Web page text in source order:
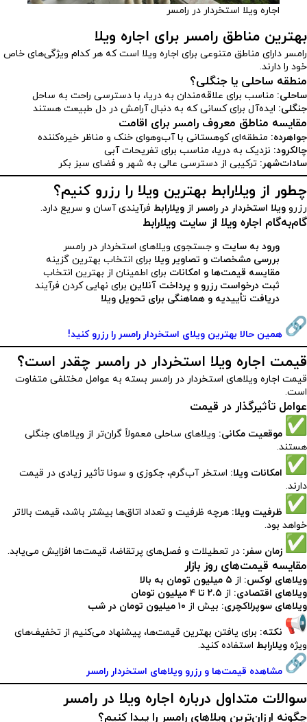
اجاره ویلا استخردار در رامسر
بهترین مناطق رامسر برای اجاره ویلا
رامسر دارای مناطق متنوعی برای اجاره ویلا است که هر کدام ویژگی‌های خاص
خود را دارند.
منطقه ساحلی یا جنگلی؟
ساحلی: مناسب برای علاقه‌مندان به دریا، با دسترسی راحت به ساحل
جنگلی: ایده‌آل برای کسانی که به دنبال آرامش در دل طبیعت هستند
مقایسه مناطق معروف رامسر برای اقامت
جواهرده: منطقه‌ای کوهستانی با آب‌وهوای خنک و مناظر خیره‌کننده
چالکرود: نزدیک به دریا، مناسب برای تفریحات آبی
سادات‌شهر: ترکیبی از دسترسی عالی به شهر و فضای سبز بکر
چطور از ویلارابط بهترین ویلا را رزرو کنیم؟
رزرو ویلا استخردار در رامسر از ویلارابط فرآیندی آسان و سریع دارد.
گام‌به‌گام اجاره ویلا از سایت ویلارابط
ورود به سایت و جستجوی ویلاهای استخردار در رامسر
بررسی مشخصات و تصاویر ویلا برای انتخاب بهترین گزینه
مقایسه قیمت‌ها و امکانات برای اطمینان از بهترین انتخاب
ثبت درخواست رزرو و پرداخت آنلاین برای نهایی کردن فرآیند
دریافت تأییدیه و هماهنگی برای تحویل ویلا
همین حالا بهترین ویلای استخردار رامسر را رزرو کنید!
قیمت اجاره ویلا استخردار در رامسر چقدر است؟
قیمت اجاره ویلاهای استخردار در رامسر بسته به عوامل مختلفی متفاوت
است.
عوامل تأثیرگذار در قیمت
موقعیت مکانی: ویلاهای ساحلی معمولاً گران‌تر از ویلاهای جنگلی
هستند.
امکانات ویلا: استخر آب‌گرم، جکوزی و سونا تأثیر زیادی در قیمت
دارند.
ظرفیت ویلا: هرچه ظرفیت و تعداد اتاق‌ها بیشتر باشد، قیمت بالاتر
خواهد بود.
زمان سفر: در تعطیلات و فصل‌های پرتقاضا، قیمت‌ها افزایش می‌یابد.
مقایسه قیمت‌های روز بازار
ویلاهای لوکس: از ۵ میلیون تومان به بالا
ویلاهای اقتصادی: از ۲.۵ تا ۴ میلیون تومان
ویلاهای سوپرلاکچری: بیش از ۱۰ میلیون تومان در شب
نکته: برای یافتن بهترین قیمت‌ها، پیشنهاد می‌کنیم از تخفیف‌های
ویژه ویلارابط استفاده کنید.
مشاهده قیمت‌ها و رزرو ویلاهای استخردار رامسر
سوالات متداول درباره اجاره ویلا در رامسر
چگونه ارزان‌ترین ویلاهای رامسر را پیدا کنیم؟